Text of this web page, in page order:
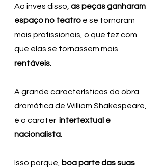
Ao invés disso, as peças ganharam
espaço no teatro e se tornaram
mais profissionais, o que fez com
que elas se tornassem mais
rentáveis
A grande características da obra
dramática de William Shakespeare,
é o caráter intertextual e
nacionalista
Isso porque,
boa parte das suas